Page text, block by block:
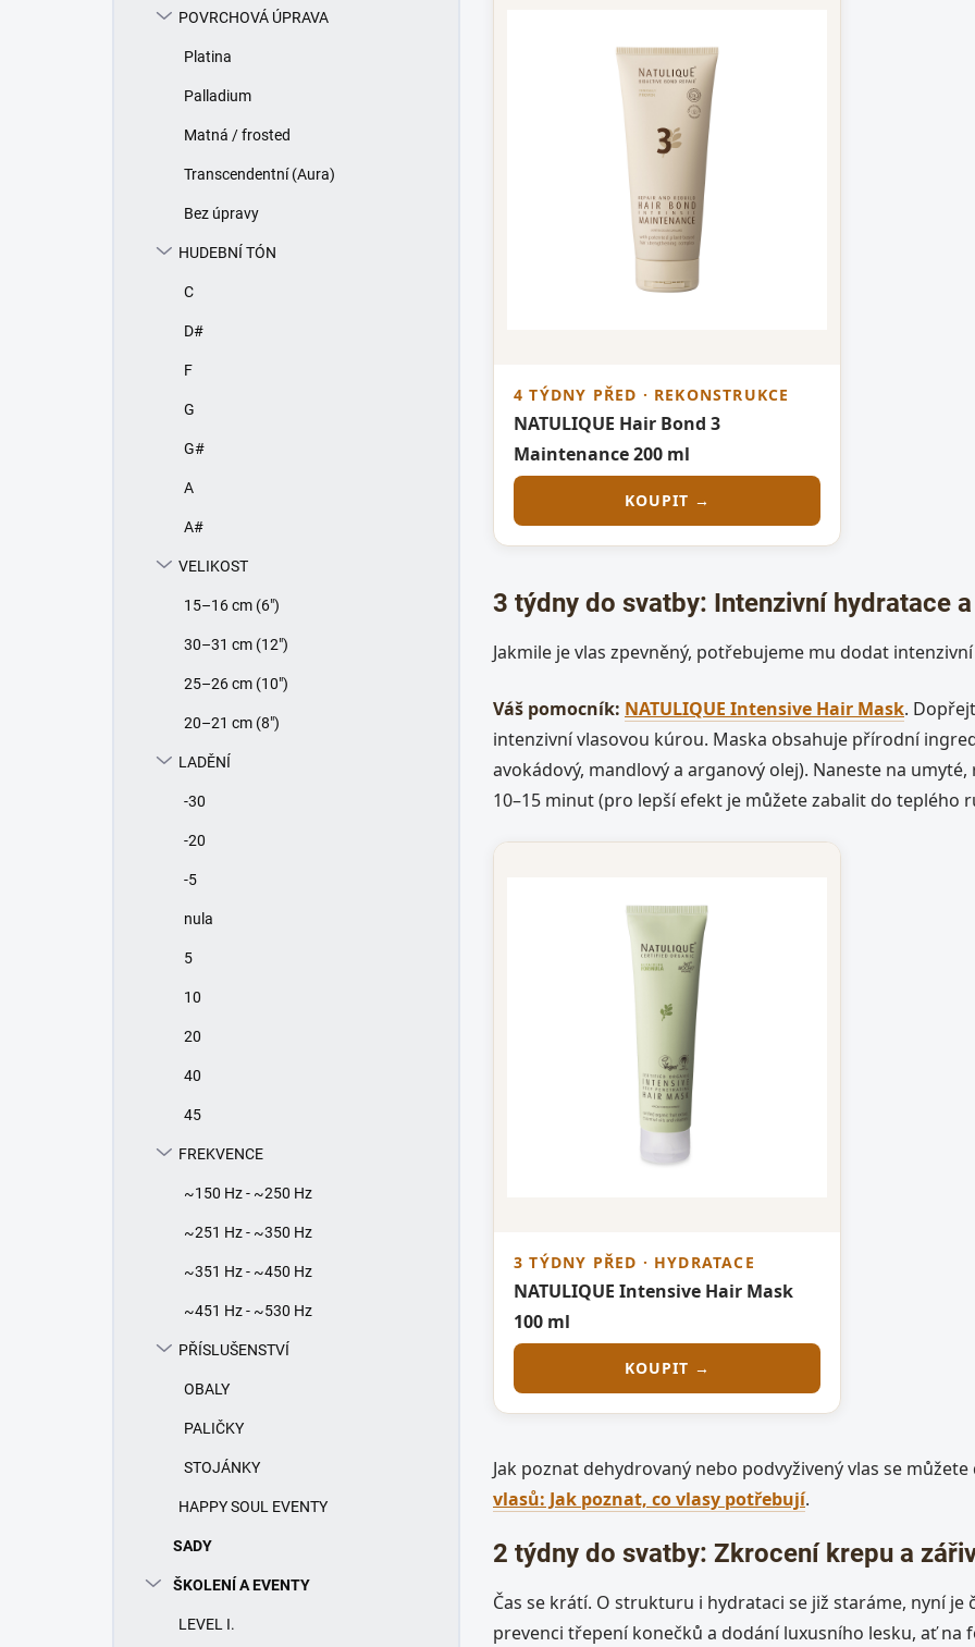
POVRCHOVÁ ÚPRAVA
Platina
Palladium
Matná / frosted
Transcendentní (Aura)
Bez úpravy
HUDEBNÍ TÓN
C
D#
F
G
G#
A
A#
VELIKOST
15–16 cm (6")
30–31 cm (12")
25–26 cm (10")
20–21 cm (8")
LADĚNÍ
-30
-20
-5
nula
5
10
20
40
45
FREKVENCE
~150 Hz - ~250 Hz
~251 Hz - ~350 Hz
~351 Hz - ~450 Hz
~451 Hz - ~530 Hz
PŘÍSLUŠENSTVÍ
OBALY
PALIČKY
STOJÁNKY
HAPPY SOUL EVENTY
SADY
ŠKOLENÍ A EVENTY
LEVEL I.
4 TÝDNY PŘED · REKONSTRUKCE
NATULIQUE Hair Bond 3
Maintenance 200 ml
KOUPIT →
3 týdny do svatby: Intenzivní hydratace
Jakmile je vlas zpevněný, potřebujeme mu dodat
Váš pomocník: NATULIQUE Intensive Hair Mask.
intenzivní vlasovou kúrou. Maska obsahuje přírodní
avokádový, mandlový a arganový olej). Naneste na
10–15 minut (pro lepší efekt je můžete zabalit do teplého
3 TÝDNY PŘED · HYDRATACE
NATULIQUE Intensive Hair Mask
100 ml
KOUPIT →
Jak poznat dehydrovaný nebo podvyživený vlas se
vlasů: Jak poznat, co vlasy potřebují.
2 týdny do svatby: Zkrocení krepu a
Čas se krátí. O strukturu i hydrataci se již staráme, nyní je
prevenci třepení konečků a dodání luxusního lesku, ať na